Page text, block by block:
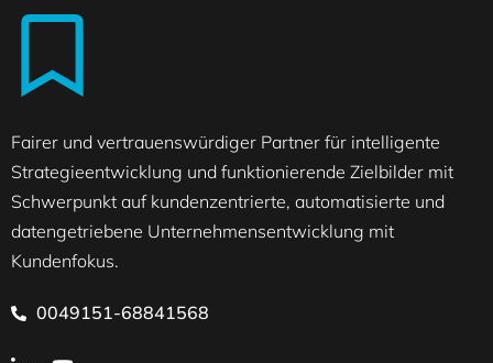
Fairer und vertrauenswürdiger Partner für intelligente
Strategieentwicklung und funktionierende Zielbilder mit
Schwerpunkt auf kundenzentrierte, automatisierte und
datengetriebene Unternehmensentwicklung mit
Kundenfokus.
0049151-68841568